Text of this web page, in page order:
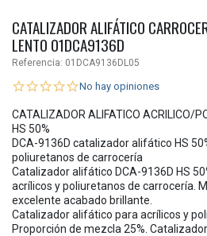
CATALIZADOR ALIFÁTICO
LENTO 01DCA9136D
Referencia: 01DCA9136DL05
No hay opiniones
CATALIZADOR ALIFATICO ACRILICO/
HS 50%
DCA-9136D catalizador alifático HS
poliuretanos de carrocería
Catalizador alifático DCA-9136D HS
acrílicos y poliuretanos de carrocería.
excelente acabado brillante.
Catalizador alifático para acrílicos y
Proporción de mezcla 25%.